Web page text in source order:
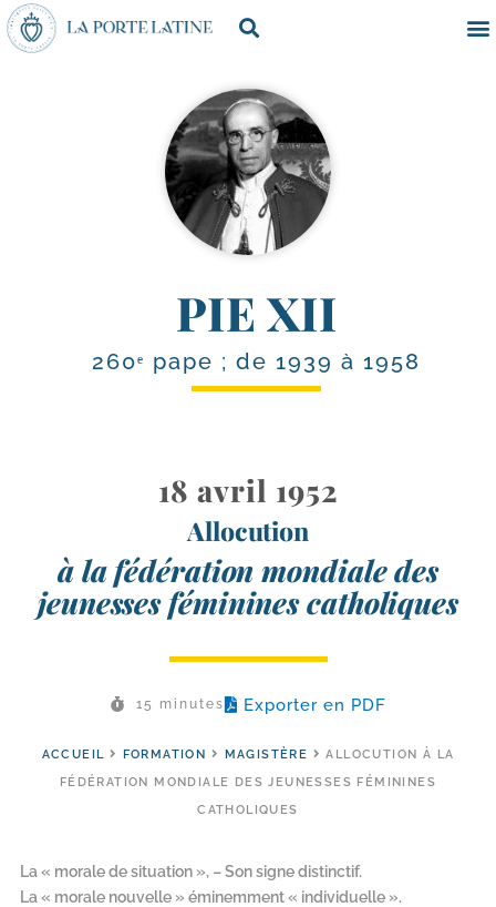
PIE XII
260ᵉ pape ; de 1939 à 1958
18 avril 1952
Allocution
à la fédération mondiale des
jeunesses féminines catholiques
15 minutes Exporter en PDF
ACCUEIL FORMATION MAGISTÈRE
ALLOCUTION À LA
FÉDÉRATION MONDIALE DES JEUNESSES FÉMININES
CATHOLIQUES
La « morale de situation », – Son signe distinctif.
La « morale nouvelle » éminemment « individuelle ».